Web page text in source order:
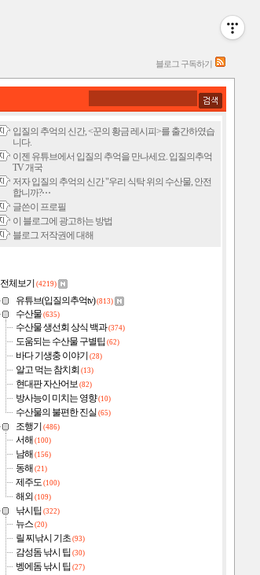
블로그 구독하기
입질의 추억의 신간, <꾼의 황금 레시피>를 출간하였습
니다.
이젠 유튜브에서 입질의 추억을 만나세요. 입질의추억
TV 개국
저자 입질의 추억의 신간 "우리 식탁 위의 수산물, 안전
합니까?⋯
글쓴이 프로필
이 블로그에 광고하는 방법
블로그 저작권에 대해
전체보기 (4219)
유튜브(입질의추억tv)(813)
수산물 (635)
수산물 생선회 상식 백과(374)
도움되는 수산물 구별팁 (62)
바다 기생충 이야기 (28)
알고 먹는 참치회 (13)
현대판 자산어보 (82)
방사능이 미치는 영향(10)
수산물의 불편한 진실 (65)
조행기 (486)
서해 (100)
남해 (156)
동해 (21)
제주도 (100)
해외 (109)
낚시팁(322)
뉴스 (20)
릴 찌낚시 기초 (93)
감성돔 낚시 팁 (30)
벵에돔 낚시 팁 (27)